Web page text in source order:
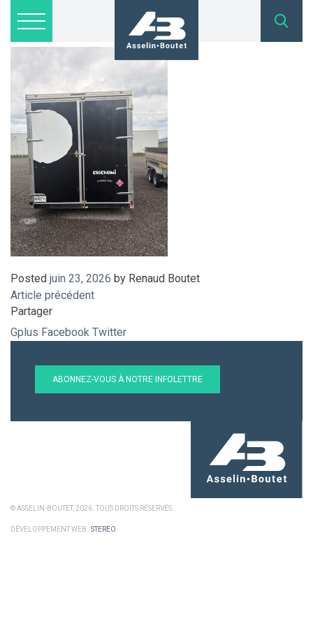
Lots disponibles
Inscription
Nous joindre
admin@asselinboutet.com
418 254-1771
IMG_6733
Posted juin 23, 2026 by Renaud Boutet
Article précédent
Partager
Gplus Facebook Twitter
ABONNEZ-VOUS À NOTRE INFOLETTRE
© ASSELIN-BOUTET, 2026. TOUS DROITS RÉSERVÉS.
DÉVELOPPEMENT WEB :STEREO